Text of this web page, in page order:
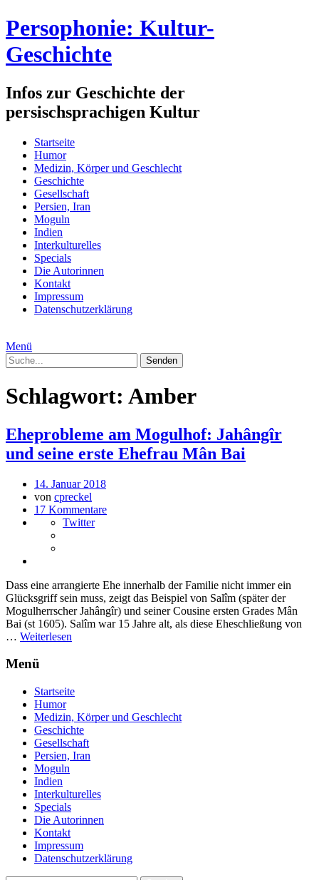
Persophonie: Kultur-
Geschichte
Infos zur Geschichte der
persischsprachigen Kultur
Startseite
Humor
Medizin, Körper und Geschlecht
Geschichte
Gesellschaft
Persien, Iran
Moguln
Indien
Interkulturelles
Specials
Die Autorinnen
Kontakt
Impressum
Datenschutzerklärung
Menü
Schlagwort: Amber
Eheprobleme am Mogulhof: Jahângîr
und seine erste Ehefrau Mân Bai
14. Januar 2018
von cpreckel
17 Kommentare
Twitter
Dass eine arrangierte Ehe innerhalb der Familie nicht immer ein
Glücksgriff sein muss, zeigt das Beispiel von Salîm (später der
Mogulherrscher Jahângîr) und seiner Cousine ersten Grades Mân
Bai (st 1605). Salîm war 15 Jahre alt, als diese Eheschließung von
… Weiterlesen
Menü
Startseite
Humor
Medizin, Körper und Geschlecht
Geschichte
Gesellschaft
Persien, Iran
Moguln
Indien
Interkulturelles
Specials
Die Autorinnen
Kontakt
Impressum
Datenschutzerklärung